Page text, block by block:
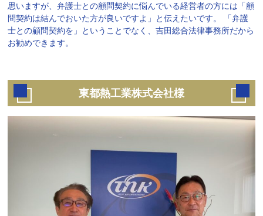
思いますが、弁護士との顧問契約に悩んでいる経営者の方には「顧
問契約は結んでおいた方が良いですよ」と伝えたいです。 「弁護
士との顧問契約を」ということでなく、吉田総合法律事務所だから
お勧めできます。
東都熱工業株式会社様